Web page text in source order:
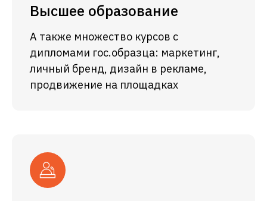
Высшее образование
А также множество курсов с
дипломами гос.образца: маркетинг,
личный бренд, дизайн в рекламе,
продвижение на площадках